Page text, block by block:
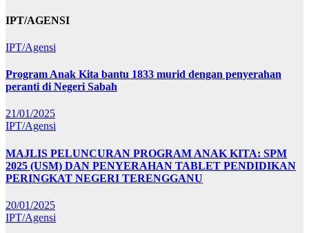
IPT/AGENSI
IPT/Agensi
Program Anak Kita bantu 1833 murid dengan penyerahan
peranti di Negeri Sabah
21/01/2025
IPT/Agensi
MAJLIS PELUNCURAN PROGRAM ANAK KITA: SPM
2025 (USM) DAN PENYERAHAN TABLET PENDIDIKAN
PERINGKAT NEGERI TERENGGANU
20/01/2025
IPT/Agensi